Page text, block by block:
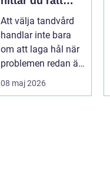
klinik för
långsiktig
munhälsa
Att välja tandvård
handlar inte bara
om att laga hål när
problemen redan är
ett faktum. Det
handlar ...
08 maj 2026